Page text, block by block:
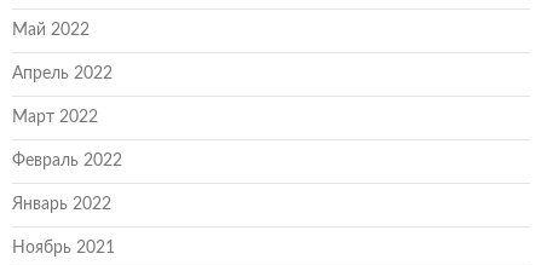
Май 2022
Апрель 2022
Март 2022
Февраль 2022
Январь 2022
Ноябрь 2021